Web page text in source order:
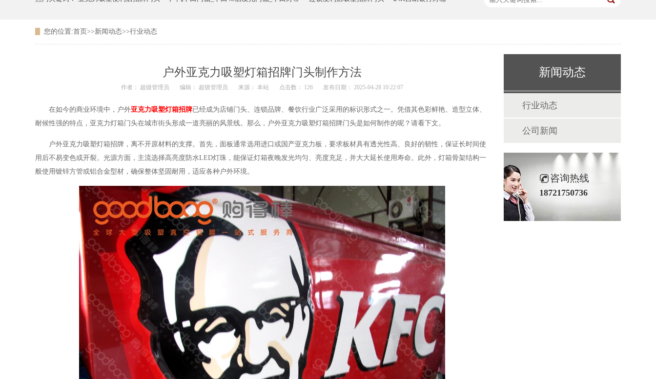
您的位置:首页 >>新闻动态>>行业动态
户外亚克力吸塑灯箱招牌门头制作方法
作者： 超级管理员 编辑： 超级管理员 来源： 本站 点击数： 126 发布日期： 2025-04-28 10:22:07
在如今的商业环境中，户外亚克力吸塑灯箱招牌已经成为店铺门头、连锁品牌、餐饮行业广泛采用的标识形式之一。凭借其色彩鲜艳、造型立体、
耐候性强的特点，亚克力灯箱门头在城市街头形成一道亮丽的风景线。那么，户外亚克力吸塑灯箱招牌门头是如何制作的呢？请看下文。
户外亚克力吸塑灯箱招牌，离不开原材料的支撑。首先，面板通常选用进口或国产亚克力板，要求板材具有透光性高、良好的韧性，保证长时间使
用后不易变色或开裂。光源方面，主流选择高亮度防水LED灯珠，能保证灯箱夜晚发光均匀、亮度充足，并大大延长使用寿命。此外，灯箱骨架结构一
般使用镀锌方管或铝合金型材，确保整体坚固耐用，适应各种户外环境。
新闻动态
行业动态
公司新闻
咨询热线
18721750736